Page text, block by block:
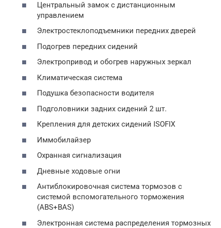
Центральный замок с дистанционным
управлением
Электростеклоподъемники передних дверей
Подогрев передних сидений
Электропривод и обогрев наружных зеркал
Климатическая система
Подушка безопасности водителя
Подголовники задних сидений 2 шт.
Крепления для детских сидений ISOFIX
Иммобилайзер
Охранная сигнализация
Дневные ходовые огни
Антиблокировочная система тормозов с
системой вспомогательного торможения
(ABS+BAS)
Электронная система распределения тормозных